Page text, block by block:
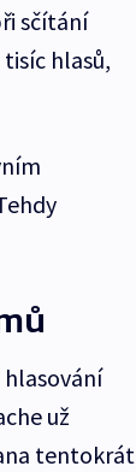
sčítání
hlasů,
už
tentokrát